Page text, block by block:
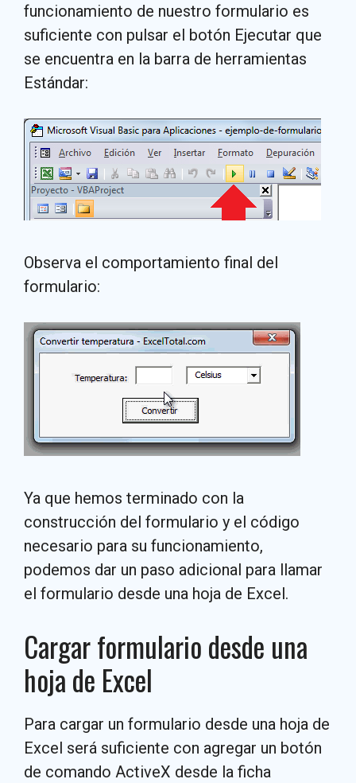
funcionamiento de nuestro formulario es
suficiente con pulsar el botón Ejecutar que
se encuentra en la barra de herramientas
Estándar:
Observa el comportamiento final del
formulario:
Ya que hemos terminado con la
construcción del formulario y el código
necesario para su funcionamiento,
podemos dar un paso adicional para llamar
el formulario desde una hoja de Excel.
Cargar formulario desde una
hoja de Excel
Para cargar un formulario desde una hoja de
Excel será suficiente con agregar un botón
de comando ActiveX desde la ficha